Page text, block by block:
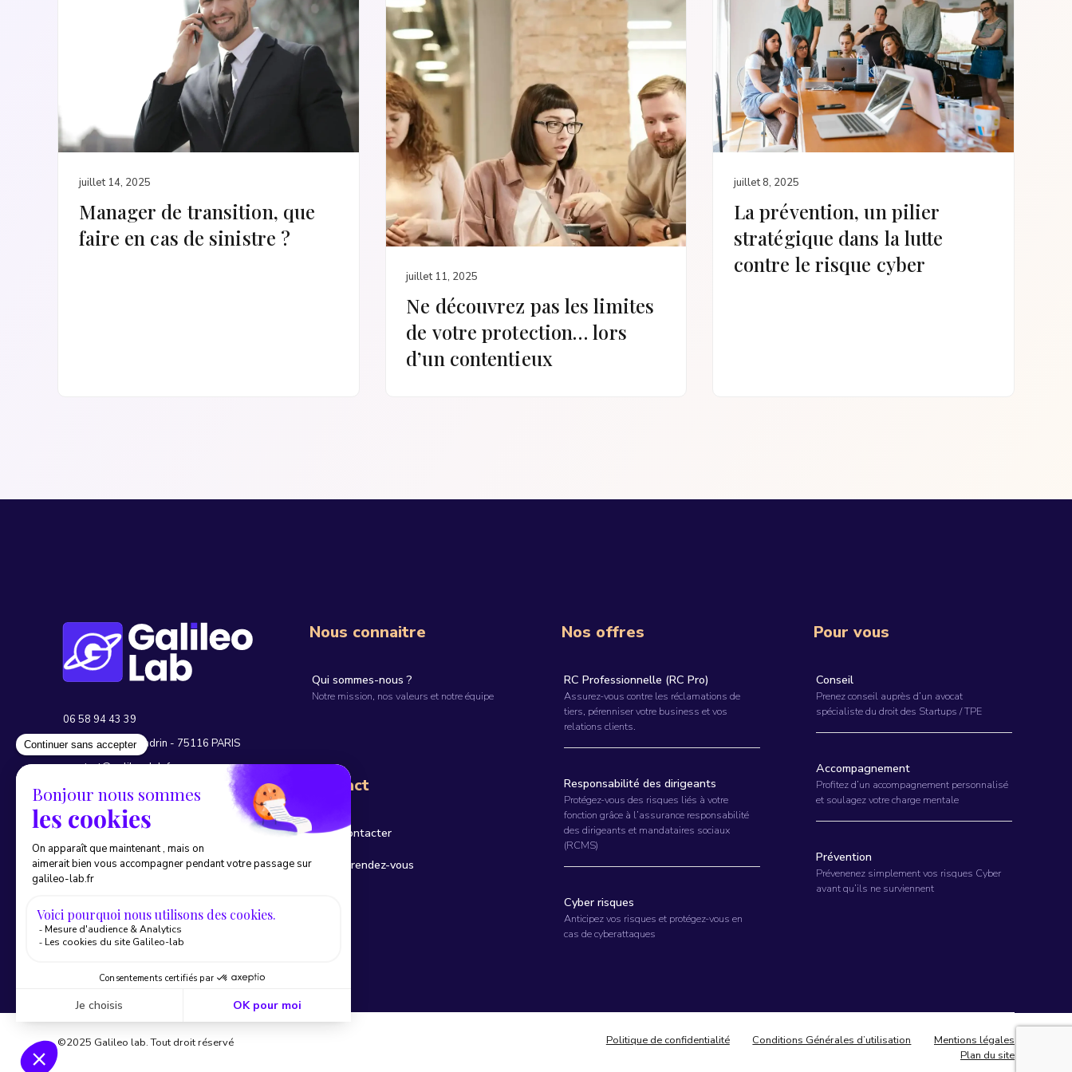
juillet 14, 2025
Manager de transition, que
faire en cas de sinistre ?
juillet 11, 2025
Ne découvrez pas les limites
de votre protection… lors
d’un contentieux
juillet 8, 2025
La prévention, un pilier
stratégique dans la lutte
contre le risque cyber
06 58 94 43 39
94 boulevard Flandrin - 75116 PARIS
contact@galileo-lab.fr
Nous suivre
Nous connaitre
Qui sommes-nous ?
Notre mission, nos valeurs et notre équipe
Contact
Nous contacter
Prenez rendez-vous
Nos offres
RC Professionnelle (RC Pro)
Assurez-vous contre les réclamations de
tiers, pérenniser votre business et vos
relations clients.
Responsabilité des dirigeants
Protégez-vous des risques liés à votre
fonction grâce à l’assurance responsabilité
des dirigeants et mandataires sociaux
(RCMS)
Cyber risques
Anticipez vos risques et protégez-vous en
cas de cyberattaques
Pour vous
Conseil
Prenez conseil auprès d’un avocat
spécialiste du droit des Startups / TPE
Accompagnement
Profitez d’un accompagnement personnalisé
et soulagez votre charge mentale
Prévention
Prévenenez simplement vos risques Cyber
avant qu’ils ne surviennent
©2025 Galileo lab. Tout droit réservé Politique de confidentialité Conditions Générales d’utilisation
Mentions légales
Plan du site